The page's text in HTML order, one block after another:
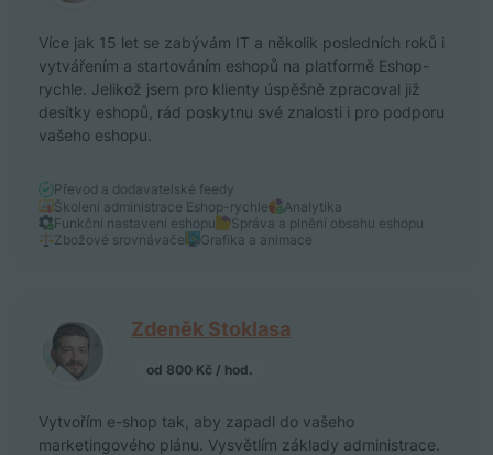
Více jak 15 let se zabývám IT a několik posledních roků i
vytvářením a startováním eshopů na platformě Eshop-
rychle. Jelikož jsem pro klienty úspěšně zpracoval již
desítky eshopů, rád poskytnu své znalosti i pro podporu
vašeho eshopu.
Převod a dodavatelské feedy
Školení administrace Eshop-rychle
Analytika
Funkční nastavení eshopu
Správa a plnění obsahu eshopu
Zbožové srovnávače
Grafika a animace
Zdeněk Stoklasa
od 800 Kč / hod.
Vytvořím e-shop tak, aby zapadl do vašeho
marketingového plánu. Vysvětlím základy administrace.